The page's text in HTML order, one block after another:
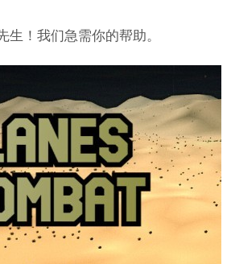
生！我们急需你的帮助。